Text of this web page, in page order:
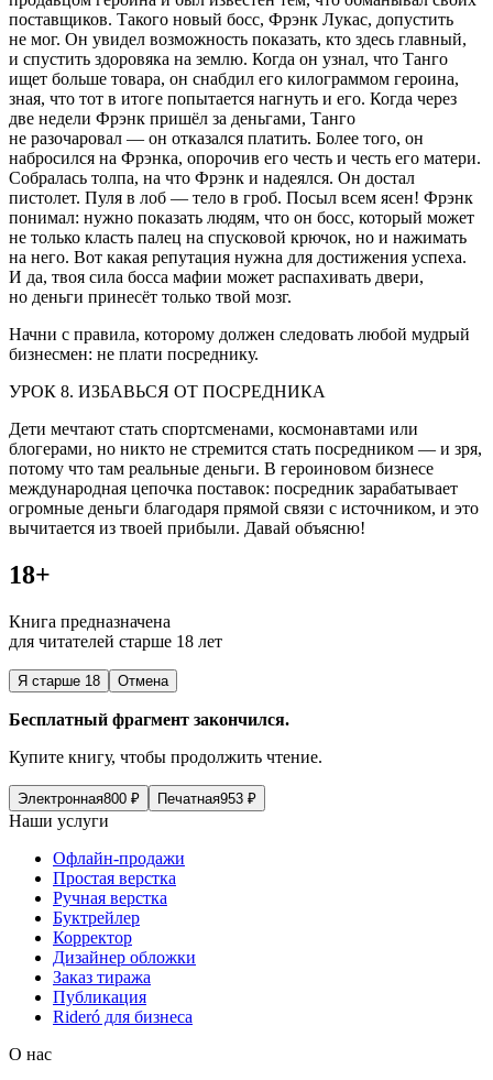
поставщиков. Такого новый босс, Фрэнк Лукас, допустить
не мог. Он увидел возможность показать, кто здесь главный,
и спустить здоровяка на землю. Когда он узнал, что Танго
ищет больше товара, он снабдил его килограммом героина,
зная, что тот в итоге попытается нагнуть и его. Когда через
две недели Фрэнк пришёл за деньгами, Танго
не разочаровал — он отказался платить. Более того, он
набросился на Фрэнка, опорочив его честь и честь его матери.
Собралась толпа, на что Фрэнк и надеялся. Он достал
пистолет. Пуля в лоб — тело в гроб. Посыл всем ясен! Фрэнк
понимал: нужно показать людям, что он босс, который может
не только класть палец на спусковой крючок, но и нажимать
на него. Вот какая репутация нужна для достижения успеха.
И да, твоя сила босса мафии может распахивать двери,
но деньги принесёт только твой мозг.
Начни с правила, которому должен следовать любой мудрый
бизнесмен: не плати посреднику.
УРОК 8. ИЗБАВЬСЯ ОТ ПОСРЕДНИКА
Дети мечтают стать спортсменами, космонавтами или
блогерами, но никто не стремится стать посредником — и зря,
потому что там реальные деньги. В героиновом бизнесе
международная цепочка поставок: посредник зарабатывает
огромные деньги благодаря прямой связи с источником, и это
вычитается из твоей прибыли. Давай объясню!
18+
Книга предназначена
для читателей старше 18 лет
Я старше 18 Отмена
Бесплатный фрагмент закончился.
Купите книгу, чтобы продолжить чтение.
Электронная800 ₽ Печатная953 ₽
Наши услуги
Офлайн-продажи
Простая верстка
Ручная верстка
Буктрейлер
Корректор
Дизайнер обложки
Заказ тиража
Публикация
Rideró для бизнеса
О нас